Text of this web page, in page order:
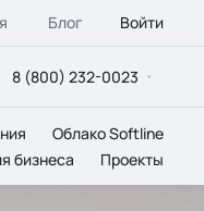
Блог Войти
8 (800) 232-0023
Облако Softline
бизнеса Проекты